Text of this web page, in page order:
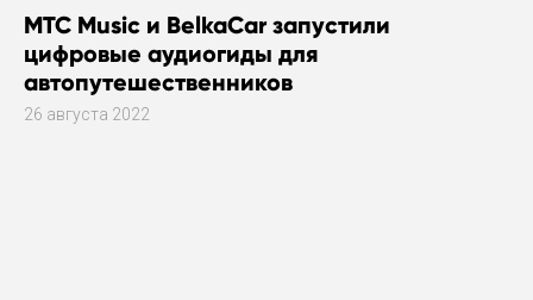
МТС Music и BelkaCar запустили
цифровые аудиогиды для
автопутешественников
26 августа 2022